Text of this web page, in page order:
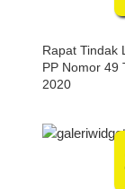
Rapat Tindak
PP Nomor 49
2020